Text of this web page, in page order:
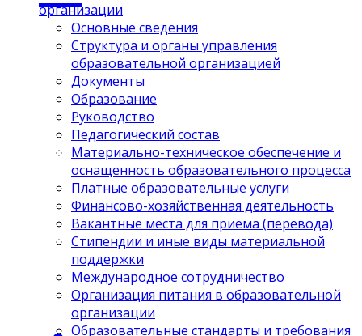
организации
Основные сведения
Структура и органы управления
образовательной организацией
Документы
Образование
Руководство
Педагогический состав
Материально-техническое обеспечение и
оснащенность образовательного процесса
Платные образовательные услуги
Финансово-хозяйственная деятельность
Вакантные места для приёма (перевода)
Стипендии и иные виды материальной
поддержки
Международное сотрудничество
Организация питания в образовательной
организации
Образовательные стандарты и требования